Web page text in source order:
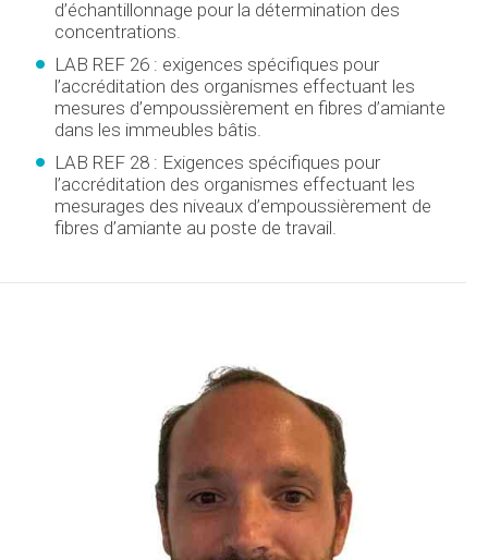
d’échantillonnage pour la détermination des
concentrations.
LAB REF 26 : exigences spécifiques pour
l’accréditation des organismes effectuant les
mesures d’empoussièrement en fibres d’amiante
dans les immeubles bâtis.
LAB REF 28 : Exigences spécifiques pour
l’accréditation des organismes effectuant les
mesurages des niveaux d’empoussièrement de
fibres d’amiante au poste de travail.